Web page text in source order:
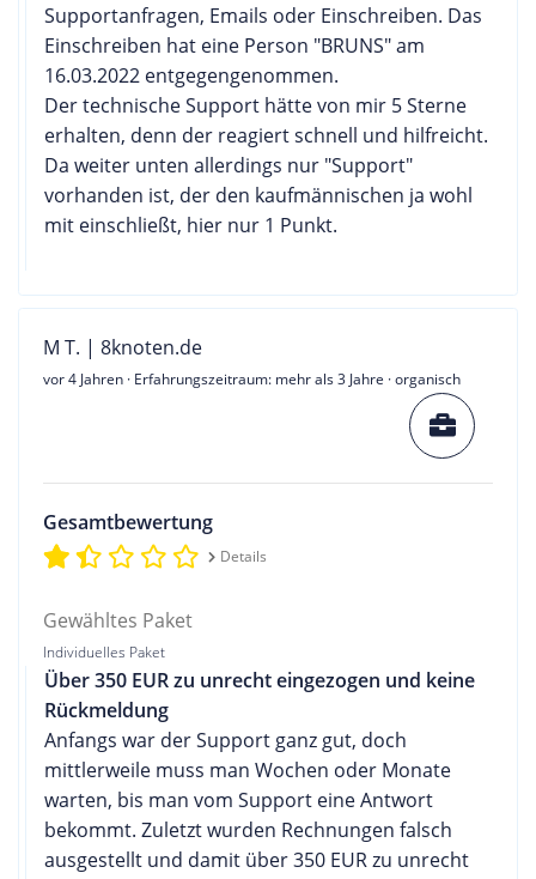
Supportanfragen, Emails oder Einschreiben. Das
Einschreiben hat eine Person "BRUNS" am
16.03.2022 entgegengenommen.
Der technische Support hätte von mir 5 Sterne
erhalten, denn der reagiert schnell und hilfreicht.
Da weiter unten allerdings nur "Support"
vorhanden ist, der den kaufmännischen ja wohl
mit einschließt, hier nur 1 Punkt.
M T. | 8knoten.de
vor 4 Jahren · Erfahrungszeitraum: mehr als 3 Jahre · organisch
Gesamtbewertung
Details
Gewähltes Paket
Individuelles Paket
Über 350 EUR zu unrecht eingezogen und keine
Rückmeldung
Anfangs war der Support ganz gut, doch
mittlerweile muss man Wochen oder Monate
warten, bis man vom Support eine Antwort
bekommt. Zuletzt wurden Rechnungen falsch
ausgestellt und damit über 350 EUR zu unrecht